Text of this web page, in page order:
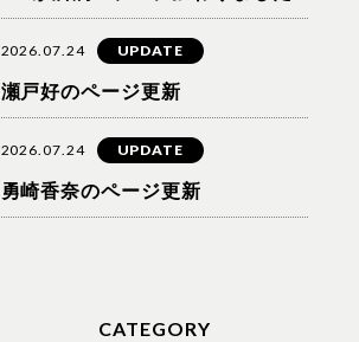
2026.07.24 UPDATE
瀬戸好のページ更新
2026.07.24 UPDATE
勇崎香奈のページ更新
CATEGORY